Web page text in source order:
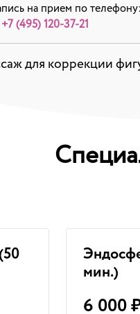
на прием по телефону:
+7 (495) 120-37-21
для коррекции
мин.)
6 000